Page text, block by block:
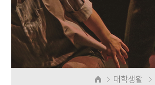
대학생활